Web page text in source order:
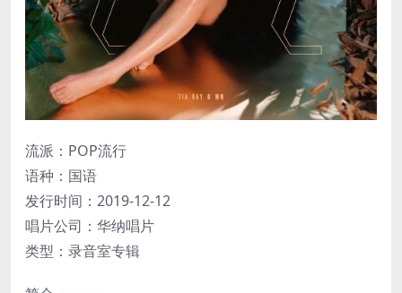
流派：POP流行
语种：国语
发行时间：2019-12-12
唱片公司：华纳唱片
类型：录音室专辑